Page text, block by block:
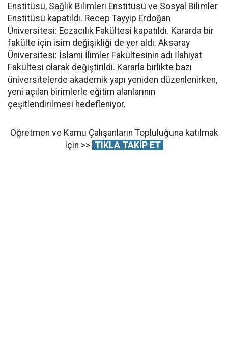
Enstitüsü, Sağlık Bilimleri Enstitüsü ve Sosyal Bilimler
Enstitüsü kapatıldı. Recep Tayyip Erdoğan
Üniversitesi: Eczacılık Fakültesi kapatıldı. Kararda bir
fakülte için isim değişikliği de yer aldı: Aksaray
Üniversitesi: İslami İlimler Fakültesinin adı İlahiyat
Fakültesi olarak değiştirildi. Kararla birlikte bazı
üniversitelerde akademik yapı yeniden düzenlenirken,
yeni açılan birimlerle eğitim alanlarının
çeşitlendirilmesi hedefleniyor.
Öğretmen ve Kamu Çalışanların Topluluğuna katılmak
için >> TIKLA TAKİP ET